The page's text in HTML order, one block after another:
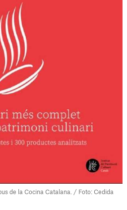
de la Cocina Catalana. / Foto: Cedida